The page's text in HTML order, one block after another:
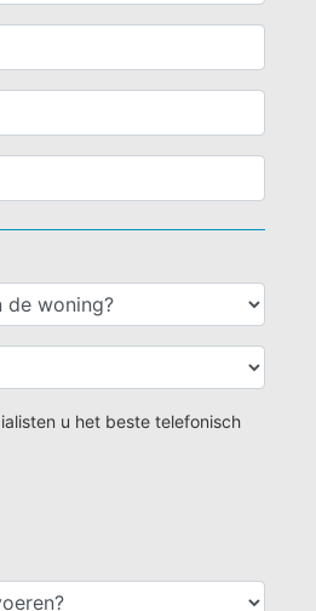
u het beste telefonisch